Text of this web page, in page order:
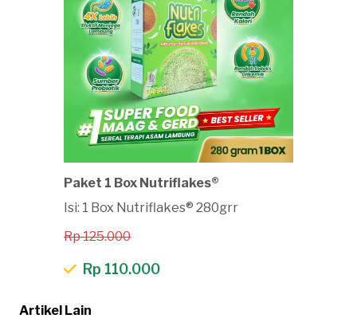
Paket 1 Box Nutriflakes®
Isi: 1 Box Nutriflakes® 280grr
Rp 125.000
Rp 110.000
Artikel Lain